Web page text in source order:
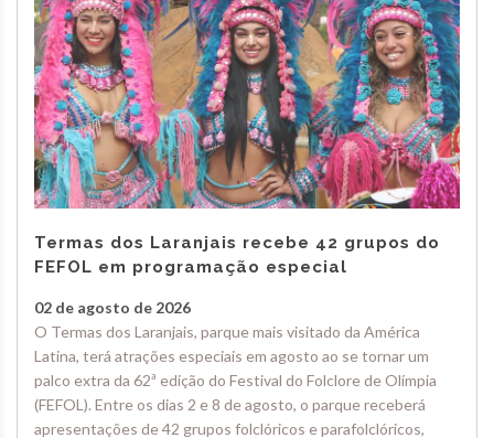
Termas dos Laranjais recebe 42 grupos do
FEFOL em programação especial
02 de agosto de 2026
O Termas dos Laranjais, parque mais visitado da América
Latina, terá atrações especiais em agosto ao se tornar um
palco extra da 62ª edição do Festival do Folclore de Olímpia
(FEFOL). Entre os dias 2 e 8 de agosto, o parque receberá
apresentações de 42 grupos folclóricos e parafolclóricos,